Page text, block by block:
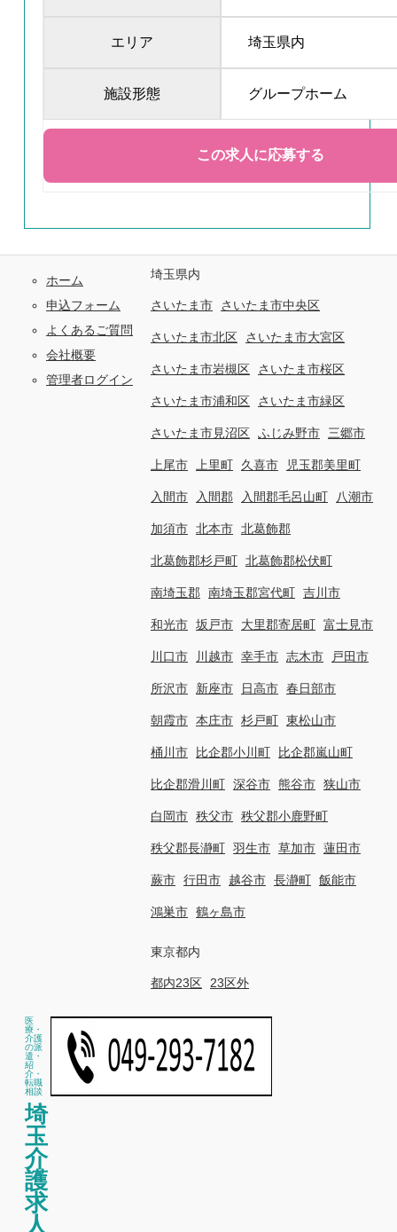
エリア 埼玉県内
施設形態 グループホーム
ホーム
申込フォーム
よくあるご質問
会社概要
管理者ログイン
埼玉県内
さいたま市 さいたま市中央区
さいたま市北区 さいたま市大宮区
さいたま市岩槻区 さいたま市桜区
さいたま市浦和区 さいたま市緑区
さいたま市見沼区 ふじみ野市 三郷市
上尾市 上里町 久喜市 児玉郡美里町
入間市 入間郡 入間郡毛呂山町 八潮市
加須市 北本市 北葛飾郡
北葛飾郡杉戸町 北葛飾郡松伏町
南埼玉郡 南埼玉郡宮代町 吉川市
和光市 坂戸市 大里郡寄居町 富士見市
川口市 川越市 幸手市 志木市 戸田市
所沢市 新座市 日高市 春日部市
朝霞市 本庄市 杉戸町 東松山市
桶川市 比企郡小川町 比企郡嵐山町
比企郡滑川町 深谷市 熊谷市 狭山市
白岡市 秩父市 秩父郡小鹿野町
秩父郡長瀞町 羽生市 草加市 蓮田市
蕨市 行田市 越谷市 長瀞町 飯能市
鴻巣市 鶴ヶ島市
東京都内
都内23区 23区外
医
療・
介護
の派
遣・
紹
介・
転職
相談
埼
玉
介
護
求
人